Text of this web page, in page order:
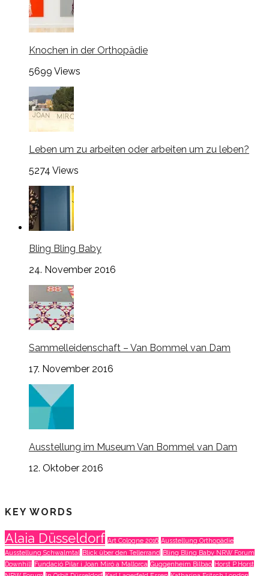
Knochen in der Orthopädie
5699 Views
Leben um zu arbeiten oder arbeiten um zu leben?
5274 Views
Bling Bling Baby
24. November 2016
Sammelleidenschaft – Van Bommel van Dam
17. November 2016
Ausstellung im Museum Van Bommel van Dam
12. Oktober 2016
KEY WORDS
Alaia Düsseldorf Art Cologne 2016 Ausstellung Orthopädie
Ausstellung Schwalmtal Blick über den Tellerrand Bling Bling Baby NRW Forum
Downhill Fundació Pilar i Joan Miró a Mallorca Guggenheim Bilbao Horst P.Horst